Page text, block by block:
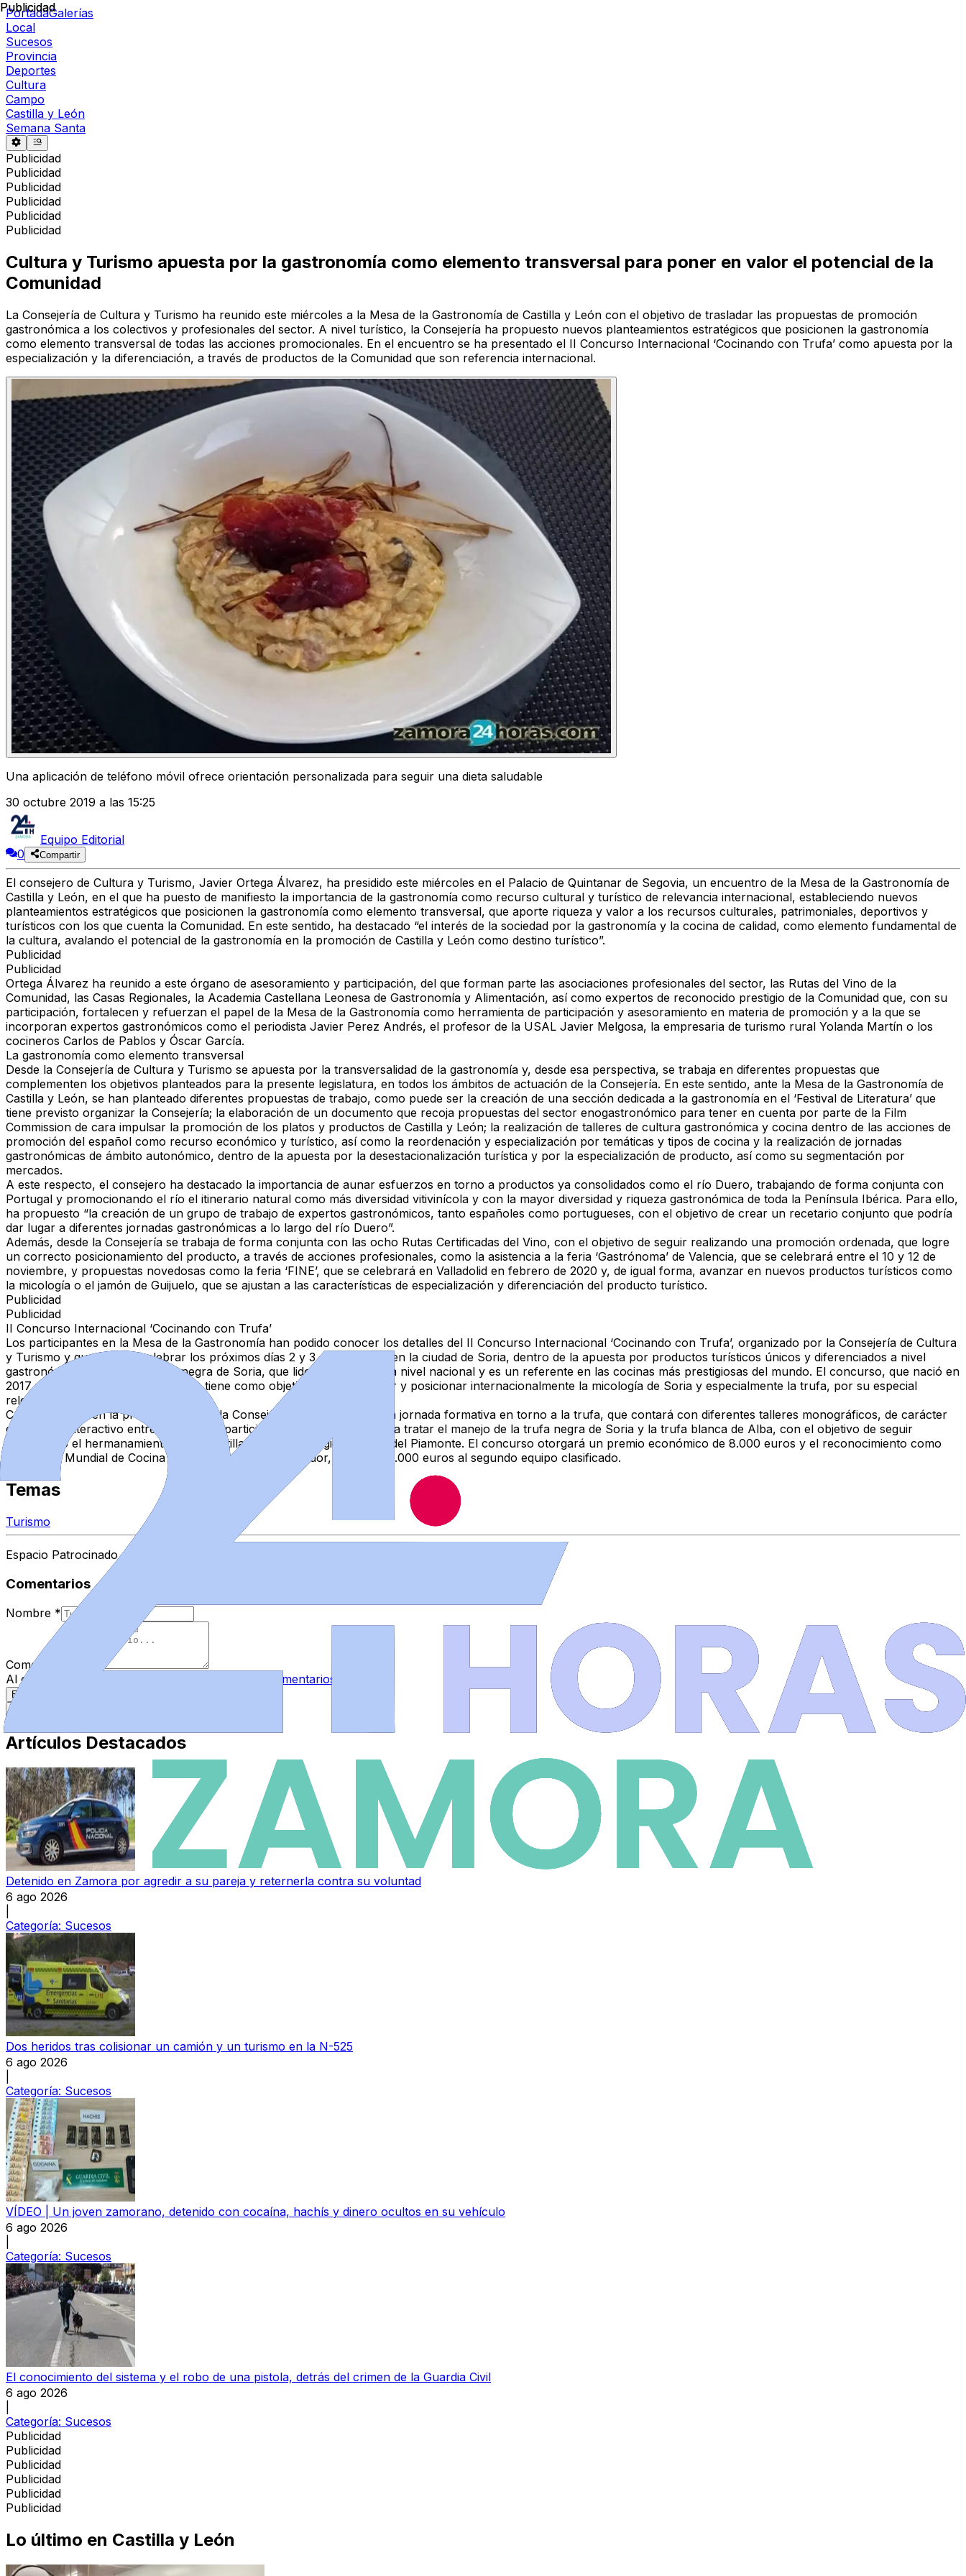
PortadaGalerías
Local
Sucesos
Provincia
Deportes
Cultura
Campo
Castilla y León
Semana Santa
Publicidad
Publicidad
Publicidad
Publicidad
Publicidad
Publicidad
Publicidad
Cultura y Turismo apuesta por la gastronomía como elemento transversal para poner en valor el potencial de la
Comunidad
La Consejería de Cultura y Turismo ha reunido este miércoles a la Mesa de la Gastronomía de Castilla y León con el objetivo de trasladar las propuestas de promoción
gastronómica a los colectivos y profesionales del sector. A nivel turístico, la Consejería ha propuesto nuevos planteamientos estratégicos que posicionen la gastronomía
como elemento transversal de todas las acciones promocionales. En el encuentro se ha presentado el II Concurso Internacional ‘Cocinando con Trufa’ como apuesta por la
especialización y la diferenciación, a través de productos de la Comunidad que son referencia internacional.
Una aplicación de teléfono móvil ofrece orientación personalizada para seguir una dieta saludable
30 octubre 2019 a las 15:25
Equipo Editorial
0
Compartir
El consejero de Cultura y Turismo, Javier Ortega Álvarez, ha presidido este miércoles en el Palacio de Quintanar de Segovia, un encuentro de la Mesa de la Gastronomía de
Castilla y León, en el que ha puesto de manifiesto la importancia de la gastronomía como recurso cultural y turístico de relevancia internacional, estableciendo nuevos
planteamientos estratégicos que posicionen la gastronomía como elemento transversal, que aporte riqueza y valor a los recursos culturales, patrimoniales, deportivos y
turísticos con los que cuenta la Comunidad. En este sentido, ha destacado “el interés de la sociedad por la gastronomía y la cocina de calidad, como elemento fundamental de
la cultura, avalando el potencial de la gastronomía en la promoción de Castilla y León como destino turístico”.
Publicidad
Publicidad
Ortega Álvarez ha reunido a este órgano de asesoramiento y participación, del que forman parte las asociaciones profesionales del sector, las Rutas del Vino de la
Comunidad, las Casas Regionales, la Academia Castellana Leonesa de Gastronomía y Alimentación, así como expertos de reconocido prestigio de la Comunidad que, con su
participación, fortalecen y refuerzan el papel de la Mesa de la Gastronomía como herramienta de participación y asesoramiento en materia de promoción y a la que se
incorporan expertos gastronómicos como el periodista Javier Perez Andrés, el profesor de la USAL Javier Melgosa, la empresaria de turismo rural Yolanda Martín o los
cocineros Carlos de Pablos y Óscar García.
La gastronomía como elemento transversal
Desde la Consejería de Cultura y Turismo se apuesta por la transversalidad de la gastronomía y, desde esa perspectiva, se trabaja en diferentes propuestas que
complementen los objetivos planteados para la presente legislatura, en todos los ámbitos de actuación de la Consejería. En este sentido, ante la Mesa de la Gastronomía de
Castilla y León, se han planteado diferentes propuestas de trabajo, como puede ser la creación de una sección dedicada a la gastronomía en el ‘Festival de Literatura’ que
tiene previsto organizar la Consejería; la elaboración de un documento que recoja propuestas del sector enogastronómico para tener en cuenta por parte de la Film
Commission de cara impulsar la promoción de los platos y productos de Castilla y León; la realización de talleres de cultura gastronómica y cocina dentro de las acciones de
promoción del español como recurso económico y turístico, así como la reordenación y especialización por temáticas y tipos de cocina y la realización de jornadas
gastronómicas de ámbito autonómico, dentro de la apuesta por la desestacionalización turística y por la especialización de producto, así como su segmentación por
mercados.
A este respecto, el consejero ha destacado la importancia de aunar esfuerzos en torno a productos ya consolidados como el río Duero, trabajando de forma conjunta con
Portugal y promocionando el río el itinerario natural como más diversidad vitivinícola y con la mayor diversidad y riqueza gastronómica de toda la Península Ibérica. Para ello,
ha propuesto “la creación de un grupo de trabajo de expertos gastronómicos, tanto españoles como portugueses, con el objetivo de crear un recetario conjunto que podría
dar lugar a diferentes jornadas gastronómicas a lo largo del río Duero”.
Además, desde la Consejería se trabaja de forma conjunta con las ocho Rutas Certificadas del Vino, con el objetivo de seguir realizando una promoción ordenada, que logre
un correcto posicionamiento del producto, a través de acciones profesionales, como la asistencia a la feria ‘Gastrónoma’ de Valencia, que se celebrará entre el 10 y 12 de
noviembre, y propuestas novedosas como la feria ‘FINE’, que se celebrará en Valladolid en febrero de 2020 y, de igual forma, avanzar en nuevos productos turísticos como
la micología o el jamón de Guijuelo, que se ajustan a las características de especialización y diferenciación del producto turístico.
Publicidad
Publicidad
II Concurso Internacional ‘Cocinando con Trufa’
Los participantes en la Mesa de la Gastronomía han podido conocer los detalles del II Concurso Internacional ‘Cocinando con Trufa’, organizado por la Consejería de Cultura
y Turismo y que se va a celebrar los próximos días 2 y 3 de diciembre en la ciudad de Soria, dentro de la apuesta por productos turísticos únicos y diferenciados a nivel
gastronómico, como es la trufa negra de Soria, que lidera el mercado a nivel nacional y es un referente en las cocinas más prestigiosas del mundo. El concurso, que nació en
2017 y se organiza de forma bienal, tiene como objetivo poner en valor y posicionar internacionalmente la micología de Soria y especialmente la trufa, por su especial
relevancia.
Como novedad en la presente edición, la Consejería ha organizado una jornada formativa en torno a la trufa, que contará con diferentes talleres monográficos, de carácter
didáctico e interactivo entre ponentes y participantes, en los que se va a tratar el manejo de la trufa negra de Soria y la trufa blanca de Alba, con el objetivo de seguir
impulsando el hermanamiento entre Castilla y León y la región italiana del Piamonte. El concurso otorgará un premio económico de 8.000 euros y el reconocimiento como
‘Campeón Mundial de Cocina con Trufa’ al equipo ganador, así como 2.000 euros al segundo equipo clasificado.
Temas
Turismo
Espacio Patrocinado
Comentarios
Nombre *
Comentario
Al enviar tu comentario, aceptas las
normas de comentarios
Enviar Comentario
Artículos Destacados
Detenido en Zamora por agredir a su pareja y reternerla contra su voluntad
6 ago 2026
Categoría: Sucesos
Dos heridos tras colisionar un camión y un turismo en la N-525
6 ago 2026
Categoría: Sucesos
VÍDEO | Un joven zamorano, detenido con cocaína, hachís y dinero ocultos en su vehículo
6 ago 2026
Categoría: Sucesos
El conocimiento del sistema y el robo de una pistola, detrás del crimen de la Guardia Civil
6 ago 2026
Categoría: Sucesos
Publicidad
Publicidad
Publicidad
Publicidad
Publicidad
Publicidad
Lo último en Castilla y León
Publicidad